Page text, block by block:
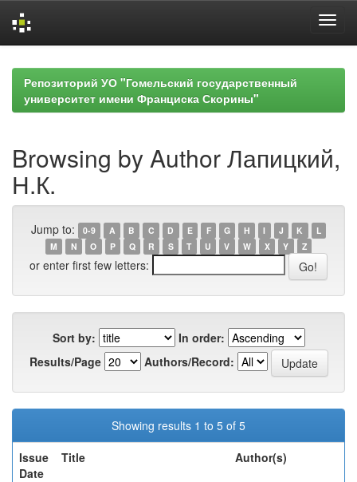
navigationРепозиторий УО "Гомельский государственный
университет имени Франциска Скорины"
Browsing by Author Лапицкий,
Н.К.
Jump to: 0-9 A B C D E F G H I J K
L
M
N O P Q R S T U V W X Y Z
or enter first few letters:
Sort by:
In order:
Results/Page
Authors/Record:
Showing results 1 to 5 of 5
Issue
Date
Title Author(s)